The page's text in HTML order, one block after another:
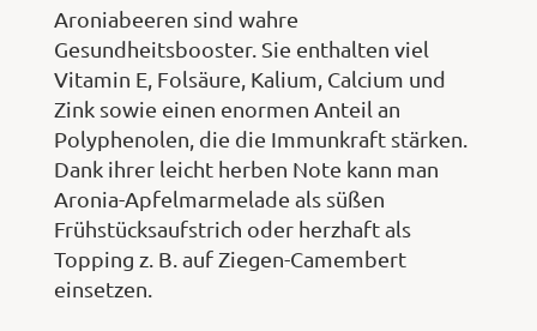
Aroniabeeren sind wahre
Gesundheitsbooster. Sie enthalten viel
Vitamin E, Folsäure, Kalium, Calcium und
Zink sowie einen enormen Anteil an
Polyphenolen, die die Immunkraft stärken.
Dank ihrer leicht herben Note kann man
Aronia-Apfelmarmelade als süßen
Frühstücksaufstrich oder herzhaft als
Topping z. B. auf Ziegen-Camembert
einsetzen.